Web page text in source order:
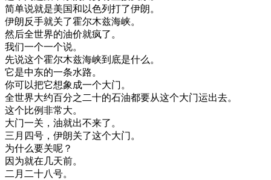
简单说就是美国和以色列 打了伊朗。
伊朗反手就关了霍尔木兹海峡。
然后全世界的油价就疯了。
我们一个一个说。
先说这个霍尔木兹海峡到底是什么。
它是中东的一条水路。
你可以把它想象成一个大门。
全世界大约百分之二十的石油都要从这个大门运出去。
这个比例非常大。
大门一关 ， 油就出不来了。
三月 四号 ， 伊朗关了这个大门。
为什么要关呢 ？
因为就在几天前。
二月 二十八号。